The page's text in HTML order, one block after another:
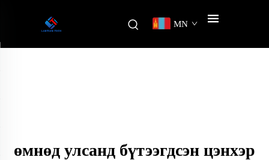
MN
өмнөд улсанд бүтээгдсэн цэнхэр